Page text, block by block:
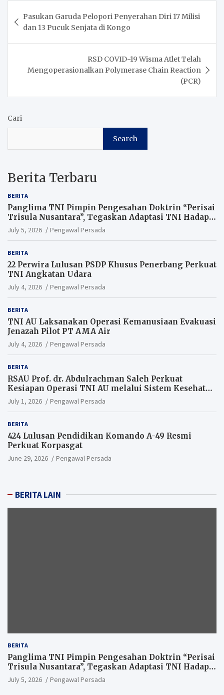
navigation
Pasukan Garuda Pelopori Penyerahan Diri 17 Milisi
dan 13 Pucuk Senjata di Kongo
RSD COVID-19 Wisma Atlet Telah
Mengoperasionalkan Polymerase Chain Reaction
(PCR)
Cari
Search
Berita Terbaru
BERITA
Panglima TNI Pimpin Pengesahan Doktrin “Perisai
Trisula Nusantara”, Tegaskan Adaptasi TNI Hadapi
Perang Modern
July 5, 2026 Pengawal Persada
BERITA
22 Perwira Lulusan PSDP Khusus Penerbang Perkuat
TNI Angkatan Udara
July 4, 2026 Pengawal Persada
BERITA
TNI AU Laksanakan Operasi Kemanusiaan Evakuasi
Jenazah Pilot PT AMA Air
July 4, 2026 Pengawal Persada
BERITA
RSAU Prof. dr. Abdulrachman Saleh Perkuat
Kesiapan Operasi TNI AU melalui Sistem Kesehatan
Andal
July 1, 2026 Pengawal Persada
BERITA
424 Lulusan Pendidikan Komando A-49 Resmi
Perkuat Korpasgat
June 29, 2026 Pengawal Persada
BERITA LAIN
BERITA
Panglima TNI Pimpin Pengesahan Doktrin “Perisai
Trisula Nusantara”, Tegaskan Adaptasi TNI Hadapi
Perang Modern
July 5, 2026 Pengawal Persada